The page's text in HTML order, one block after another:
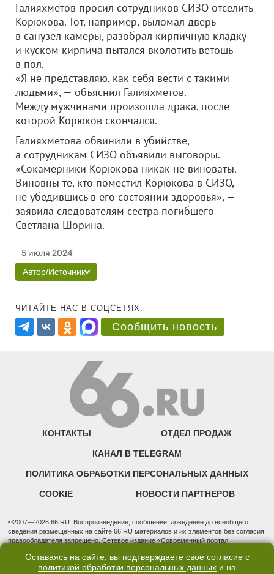
Галияхметов просил сотрудников СИЗО отселить
Корюкова. Тот, например, выломал дверь
в санузел камеры, разобрал кирпичную кладку
и куском кирпича пытался вколотить ветошь
в пол.
«Я не представляю, как себя вести с такими
людьми», — объяснил Галияхметов.
Между мужчинами произошла драка, после
которой Корюков скончался.
Галияхметова обвинили в убийстве,
а сотрудникам СИЗО объявили выговоры.
«Сокамерники Корюкова никак не виноваты.
Виновны те, кто поместил Корюкова в СИЗО,
не убедившись в его состоянии здоровья», —
заявила следователям сестра погибшего
Светлана Шорина.
5 июля 2024
Автор/Источник
ЧИТАЙТЕ НАС В СОЦСЕТЯХ:
Сообщить новость
КОНТАКТЫ ОТДЕЛ ПРОДАЖ
КАНАЛ В TELEGRAM
ПОЛИТИКА ОБРАБОТКИ ПЕРСОНАЛЬНЫХ ДАННЫХ
COOKIE НОВОСТИ ПАРТНЕРОВ
©2007—2026 66.RU. Воспроизведение, сообщение, доведение до всеобщего
сведения размещенных на сайте 66.RU материалов и их элементов без согласия
правообладателя запрещено. Сетевое издание «Современный портал
надзору в сфере связи, информационных технологий и массовых коммуникаций
(Роскомнадзор). Регистрационный номер ЭЛ № ФС 77 - 76634 от 02.09.2019
Оставаясь на сайте, вы подтверждаете свое согласие с
политикой обработки персональных данных и на